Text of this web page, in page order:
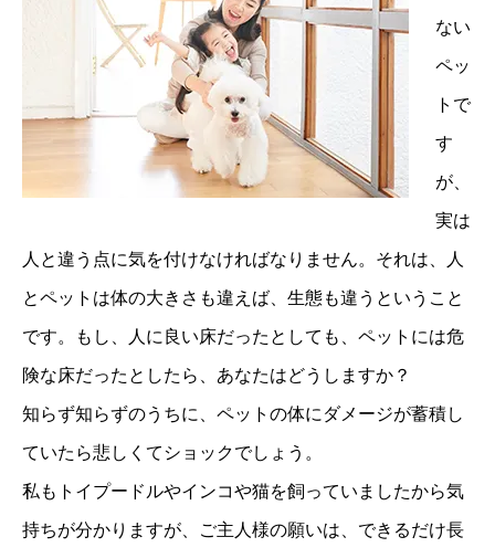
ない
ペッ
トで
す
が、
実は
人と違う点に気を付けなければなりません。 それは、人
とペットは体の大きさも違えば、生態も違うということ
です。 もし、人に良い床だったとしても、ペットには危
険な床だったとしたら、あなたはどうしますか？
知らず知らずのうちに、ペットの体にダメージが蓄積し
ていたら悲しくてショックでしょう。
私もトイプードルやインコや猫を飼っていましたから気
持ちが分かりますが、ご主人様の願いは、できるだけ長